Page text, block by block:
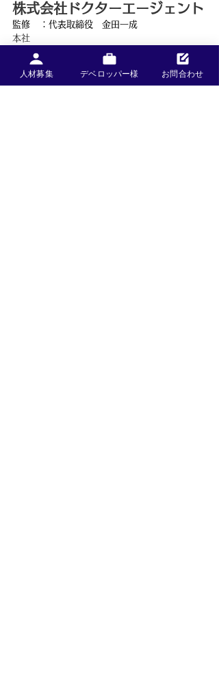
株式会社ドクターエージェント
監修	：代表取締役　金田一成
本社
〒221-0835
神奈川県横浜市神奈川区鶴屋町1-41
THE YOKOHAMA FRONT 3階
人材募集 デベロッパー様 お問合わせ